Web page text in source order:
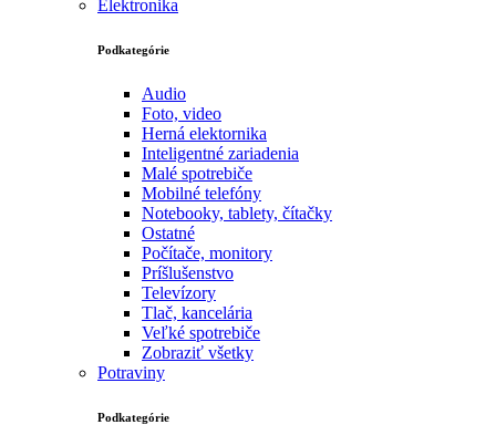
Elektronika
Podkategórie
Audio
Foto, video
Herná elektornika
Inteligentné zariadenia
Malé spotrebiče
Mobilné telefóny
Notebooky, tablety, čítačky
Ostatné
Počítače, monitory
Príšlušenstvo
Televízory
Tlač, kancelária
Veľké spotrebiče
Zobraziť všetky
Potraviny
Podkategórie